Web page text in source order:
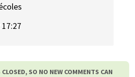
SO NO NEW COMMENTS CAN